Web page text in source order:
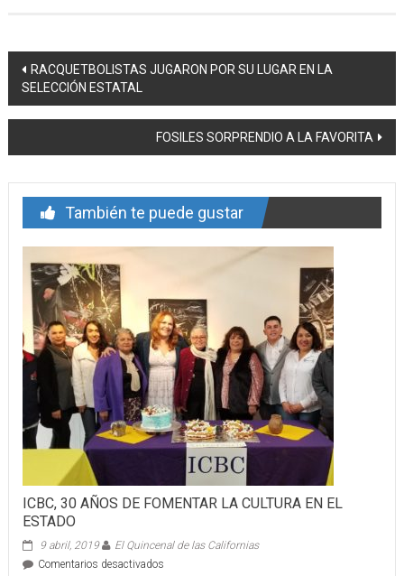
Navegación
de
RACQUETBOLISTAS JUGARON POR SU LUGAR EN LA
SELECCIÓN ESTATAL
FOSILES SORPRENDIO A LA FAVORITA
También te puede gustar
ICBC, 30 AÑOS DE FOMENTAR LA CULTURA EN EL
ESTADO
9 abril, 2019
El Quincenal de las Californias
Comentarios desactivadosen